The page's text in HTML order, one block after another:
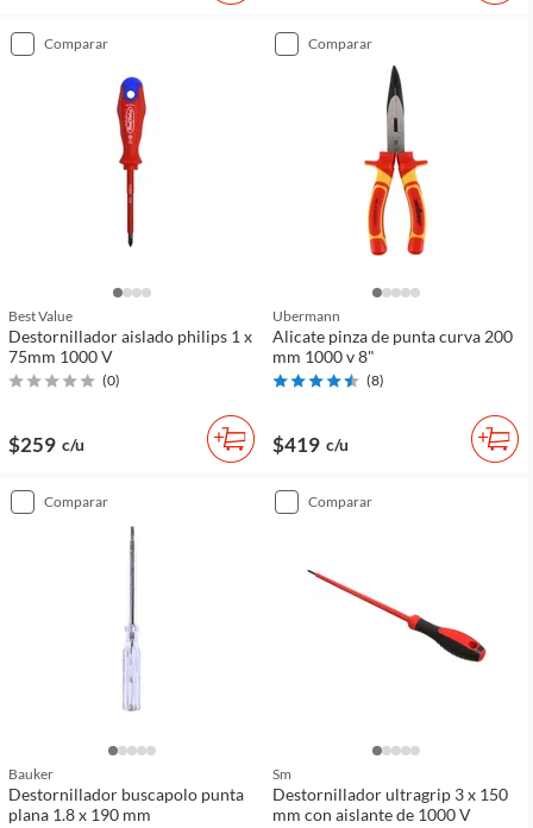
comparar
Best Value
Destornillador aislado philips 1 x
75mm 1000 V
(0)
$259 c/u
comparar
Ubermann
Alicate pinza de punta curva 200
mm 1000 v 8"
(8)
$419 c/u
comparar
Bauker
Destornillador buscapolo punta
plana 1.8 x 190 mm
comparar
Sm
Destornillador ultragrip 3 x 150
mm con aislante de 1000 V